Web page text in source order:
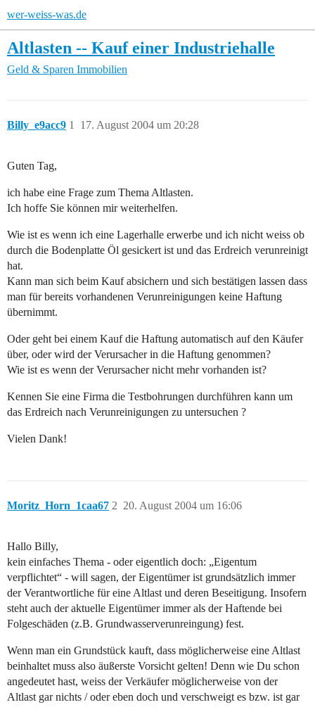
wer-weiss-was.de
Altlasten -- Kauf einer Industriehalle
Geld & Sparen Immobilien
Billy_e9acc9 17. August 2004 um 20:28
1
Guten Tag,
ich habe eine Frage zum Thema Altlasten.
Ich hoffe Sie können mir weiterhelfen.
Wie ist es wenn ich eine Lagerhalle erwerbe und ich nicht weiss ob
durch die Bodenplatte Öl gesickert ist und das Erdreich verunreinigt
hat.
Kann man sich beim Kauf absichern und sich bestätigen lassen dass
man für bereits vorhandenen Verunreinigungen keine Haftung
übernimmt.
Oder geht bei einem Kauf die Haftung automatisch auf den Käufer
über, oder wird der Verursacher in die Haftung genommen?
Wie ist es wenn der Verursacher nicht mehr vorhanden ist?
Kennen Sie eine Firma die Testbohrungen durchführen kann um
das Erdreich nach Verunreinigungen zu untersuchen ?
Vielen Dank!
Moritz_Horn_1caa67 20. August 2004 um 16:06
2
Hallo Billy,
kein einfaches Thema - oder eigentlich doch: „Eigentum
verpflichtet“ - will sagen, der Eigentümer ist grundsätzlich immer
der Verantwortliche für eine Altlast und deren Beseitigung. Insofern
steht auch der aktuelle Eigentümer immer als der Haftende bei
Folgeschäden (z.B. Grundwasserverunreingung) fest.
Wenn man ein Grundstück kauft, dass möglicherweise eine Altlast
beinhaltet muss also äußerste Vorsicht gelten! Denn wie Du schon
angedeutet hast, weiss der Verkäufer möglicherweise von der
Altlast gar nichts / oder eben doch und verschweigt es bzw. ist gar